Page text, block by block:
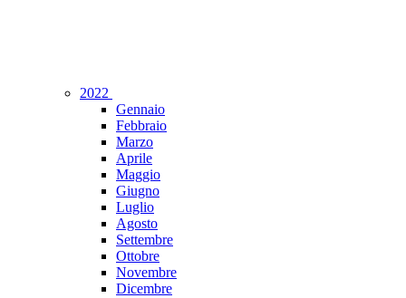
2022
Gennaio
Febbraio
Marzo
Aprile
Maggio
Giugno
Luglio
Agosto
Settembre
Ottobre
Novembre
Dicembre